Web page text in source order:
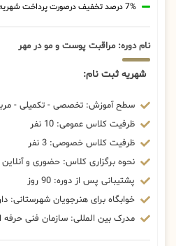
7% درصد تخفیف درصورت پرداخت شهریه با رمزارز
نام دوره: مراقبت پوست و مو در مهر
شهریه ثبت نام:
سطح آموزش: تخصصی - تکمیلی -
ظرفیت کلاس عمومی: 10 نفر
ظرفیت کلاس خصوصی: 3 نفر
نحوه برگزاری کلاس: حضوری و آنلاین
پشتیبانی پس از دوره: 90 روز
خوابگاه برای هنرجویان شهرستانی:
مدرک بین المللی: سازمان فنی حرفه